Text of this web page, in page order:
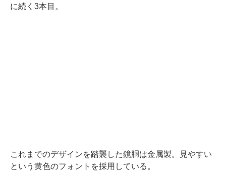
に続く3本目。
これまでのデザインを踏襲した鏡胴は金属製。見やすい
という黄色のフォントを採用している。